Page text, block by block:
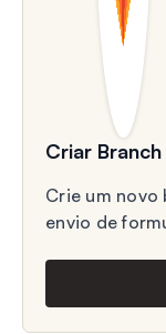
Criar Branch
Crie um novo
envio de